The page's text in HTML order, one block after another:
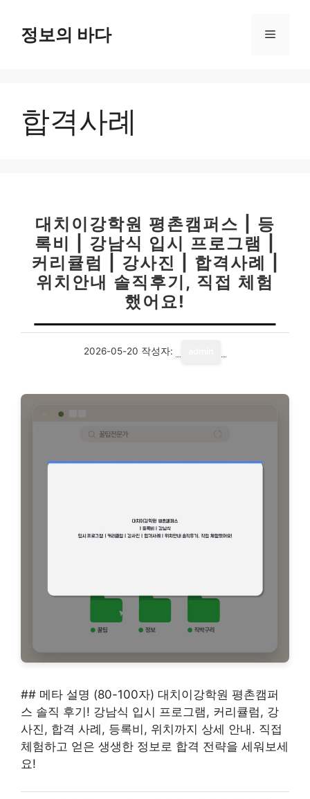
정보의 바다 메
합격사례
대치이강학원 평촌캠퍼스 | 등
록비 | 강남식 입시 프로그램 |
커리큘럼 | 강사진 | 합격사례 |
위치안내 솔직후기, 직접 체험
했어요!
2026-05-20 작성자:
## 메타 설명 (80-100자) 대치이강학원 평촌캠퍼
스 솔직 후기! 강남식 입시 프로그램, 커리큘럼, 강
사진, 합격 사례, 등록비, 위치까지 상세 안내. 직접
체험하고 얻은 생생한 정보로 합격 전략을 세워보세
요!